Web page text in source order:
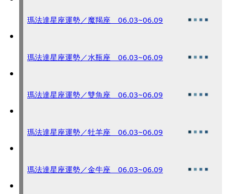
瑪法達星座運勢／魔羯座 06.03~06.09
瑪法達星座運勢／水瓶座 06.03~06.09
瑪法達星座運勢／雙魚座 06.03~06.09
瑪法達星座運勢／牡羊座 06.03~06.09
瑪法達星座運勢／金牛座 06.03~06.09